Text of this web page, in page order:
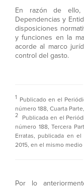
En razón de ello,
Dependencias y
disposiciones
y funciones en la
acorde al marco
control del gasto.
1
Publicado en el
número 188, Cuarta
2
Publicada en el
número 188, Tercera
Erratas, publicada en
2015, en el mismo
Por lo